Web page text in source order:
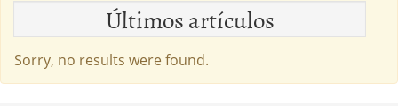
Últimos artículos
Sorry, no results were found.